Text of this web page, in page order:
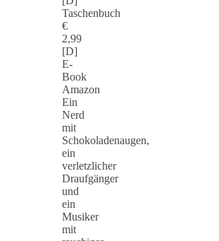
Taschenbuch
€
2,99
[D]
E-
Book
Amazon
Ein
Nerd
mit
Schokoladenaugen,
ein
verletzlicher
Draufgänger
und
ein
Musiker
mit